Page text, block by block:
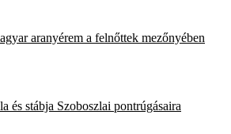
aranyérem a felnőttek mezőnyében
és stábja Szoboszlai pontrúgásaira